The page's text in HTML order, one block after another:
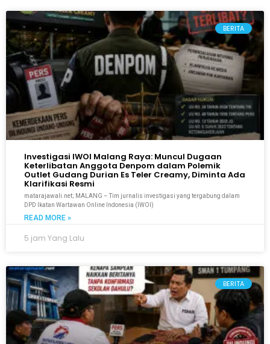
BERITA
Investigasi IWOI Malang Raya: Muncul Dugaan
Keterlibatan Anggota Denpom dalam Polemik
Outlet Gudang Durian Es Teler Creamy, Diminta Ada
Klarifikasi Resmi
matarajawali.net; MALANG – Tim jurnalis investigasi yang tergabung dalam
DPD Ikatan Wartawan Online Indonesia (IWOI)
READ MORE »
5 jam Yang Lalu
BERITA